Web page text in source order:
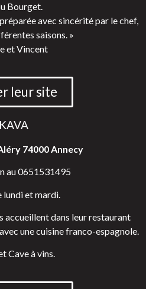
Bourget.
avec sincérité par le chef,
saisons. »
et Vincent
leur site
KAVA
74000 Annecy
au 0651531495
lundi et mardi.
accueillent dans leur restaurant
une cuisine franco-espagnole.
Cave à vins.